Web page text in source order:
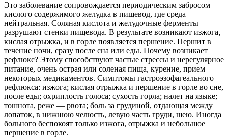
Это заболевание сопровождается периодическим забросом
кислого содержимого желудка в пищевод, где среда
нейтральная. Соляная кислота и желудочные ферменты
разрушают стенки пищевода. В результате возникают изжога,
кислая отрыжка, и в горле появляется першение. Першит в
течение ночи, сразу после сна или еды. Почему возникает
рефлюкс? Этому способствуют частые стрессы и нерегулярное
питание, очень острая или соленая пища, курение, прием
некоторых медикаментов. Симптомы гастроэзофагеального
рефлюкса: изжога; кислая отрыжка и першение в горле во сне,
после еды; охриплость голоса; сухость горла; налет на языке;
тошнота, реже — рвота; боль за грудиной, отдающая между
лопаток, в нижнюю челюсть, левую часть груди, шею. Иногда
больного беспокоят только изжога, отрыжка и небольшое
першение в горле.